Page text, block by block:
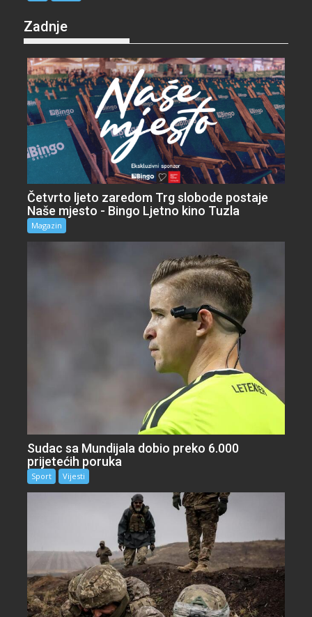
Zadnje
Četvrto ljeto zaredom Trg slobode postaje
Naše mjesto - Bingo Ljetno kino Tuzla
Magazin
Sudac sa Mundijala dobio preko 6.000
prijetećih poruka
Sport Vijesti